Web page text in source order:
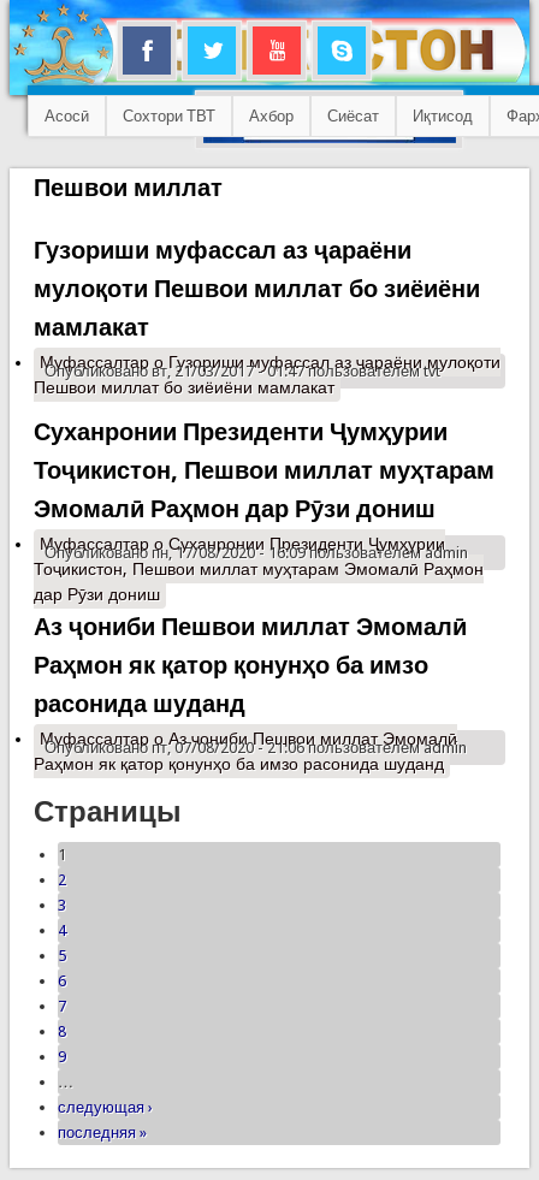
Асосӣ Сохтори ТВТ Ахбор Сиёсат Иқтисод
Пешвои миллат
Гузориши муфассал аз ҷараёни
мулоқоти Пешвои миллат бо зиёиёни
мамлакат
Опубликовано вт, 21/03/2017 - 01:47 пользователемtvt
Муфассалтаро Гузориши муфассал аз ҷараёни мулоқоти
Пешвои миллат бо зиёиёни мамлакат
Суханронии Президенти Ҷумҳурии
Тоҷикистон, Пешвои миллат муҳтарам
Эмомалӣ Раҳмон дар Рӯзи дониш
Опубликовано пн, 17/08/2020 - 16:09 пользователемadmin
Муфассалтаро Суханронии Президенти Ҷумҳурии
Тоҷикистон, Пешвои миллат муҳтарам Эмомалӣ Раҳмон
дар Рӯзи дониш
Аз ҷониби Пешвои миллат Эмомалӣ
Раҳмон як қатор қонунҳо ба имзо
расонида шуданд
Опубликовано пт, 07/08/2020 - 21:06 пользователемadmin
Муфассалтаро Аз ҷониби Пешвои миллат Эмомалӣ
Раҳмон як қатор қонунҳо ба имзо расонида шуданд
Страницы
1
2
3
4
5
6
7
8
9
…
следующая ›
последняя »